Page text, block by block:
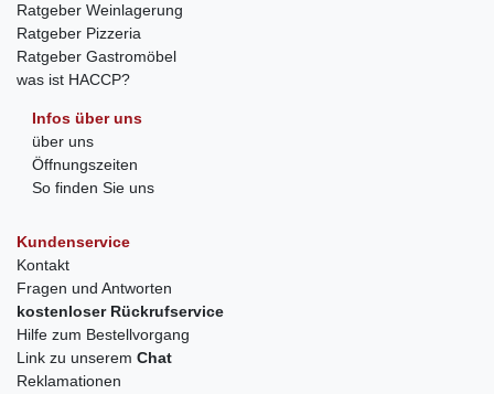
Ratgeber Weinlagerung
Ratgeber Pizzeria
Ratgeber Gastromöbel
was ist HACCP?
Infos über uns
über uns
Öffnungszeiten
So finden Sie uns
Kundenservice
Kontakt
Fragen und Antworten
kostenloser Rückrufservice
Hilfe zum Bestellvorgang
Link zu unserem Chat
Reklamationen